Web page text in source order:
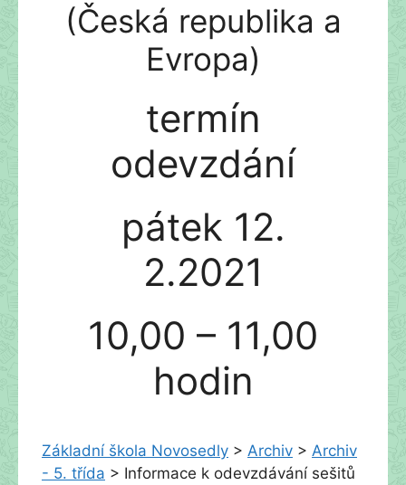
(Česká republika a
Evropa)
termín
odevzdání
pátek 12.
2.2021
10,00 – 11,00
hodin
Základní škola Novosedly > Archiv > Archiv
- 5. třída > Informace k odevzdávání sešitů